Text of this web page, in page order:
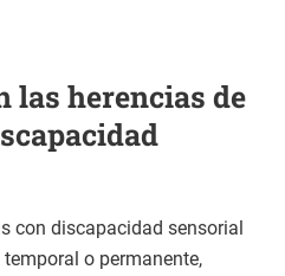
las herencias de
con discapacidad sensorial
o permanente,